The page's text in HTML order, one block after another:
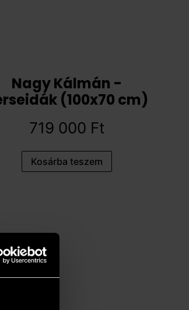
Nagy Kálmán -
(100x70 cm)
719 000 Ft
Kosárba teszem